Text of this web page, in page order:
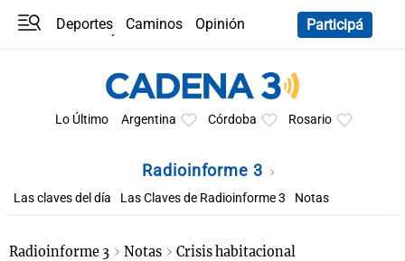
Deportes Caminos
Opinión
Participá
Lo Último Argentina Córdoba Rosario
Radioinforme 3
Las claves del día Las Claves de Radioinforme 3 Notas
Radioinforme 3 Notas Crisis habitacional